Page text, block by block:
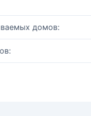
домов: